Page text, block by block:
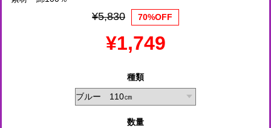
¥5,830 70%OFF
¥1,749
種類
数量